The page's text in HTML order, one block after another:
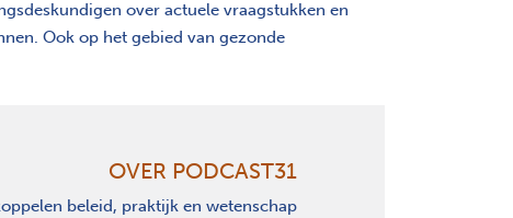
over actuele vraagstukken en
Ook op het gebied van gezonde
OVER PODCAST31
beleid, praktijk en wetenschap